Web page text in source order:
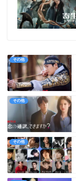
その他
その他
その他